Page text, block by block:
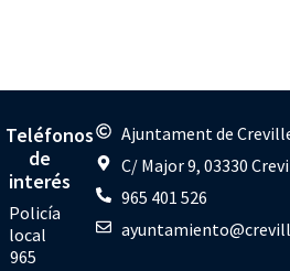
Teléfonos
de
interés
Policía
local
965
Ajuntament de
C/ Major 9, 03330
965 401 526